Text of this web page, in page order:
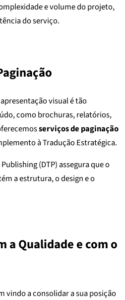
e volume do projeto,
do serviço.
visual é tão
como brochuras, relatórios,
serviços de paginação
à Tradução Estratégica.
(DTP) assegura que o
a estrutura, o design e o
a Qualidade e com o
vindo a consolidar a sua posição